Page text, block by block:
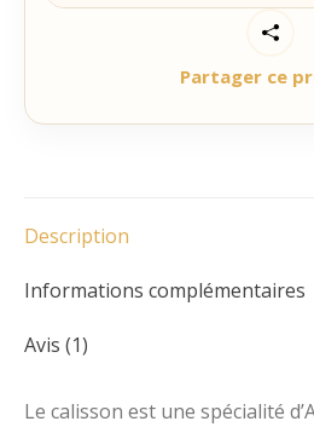
personnalisées
Une Déclaration d’Amour
pour la Saint-Valentin ! Un
d’Aix-en-Provence avec un
votre déclaration. Un cadeau
Pour la personnalisation :
UGS :
Partager ce
Description
Informations complémentaires
Avis (1)
Le calisson est une spécialité